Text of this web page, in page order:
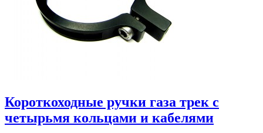
Короткоходные ручки газа трек с
четырьмя кольцами и кабелями